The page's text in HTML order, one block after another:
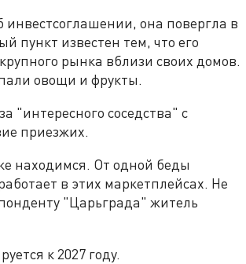
она повергла в
пункт известен тем, что его
рынка вблизи своих домов.
овощи и фрукты.
"интересного соседства" с
приезжих.
находимся. От одной беды
в этих маркетплейсах. Не
"Царьграда" житель
к 2027 году.